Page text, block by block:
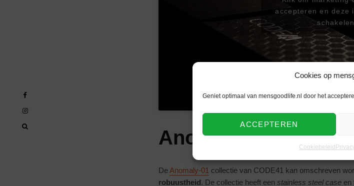
Cookies op
Geniet optimaal van mensgoodlife.nl door het
ACCEPTEREN
Cookiebeleid
accepteren en deze
schakelen
Anomaly-01
DeAnomaly-01 collectie van CODE41 kan omschreven
robuustheid. De collectie heeft een stainless steel case en